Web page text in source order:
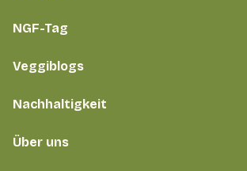
NGF-Tag
Veggiblogs
Nachhaltigkeit
Über uns